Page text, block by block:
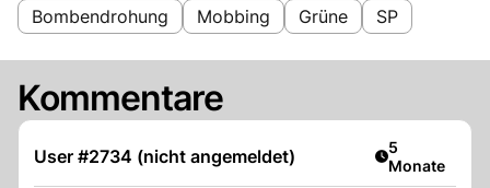
Bombendrohung Mobbing Grüne SP
Kommentare
User #2734 (nicht angemeldet) Artikel
5
Monate